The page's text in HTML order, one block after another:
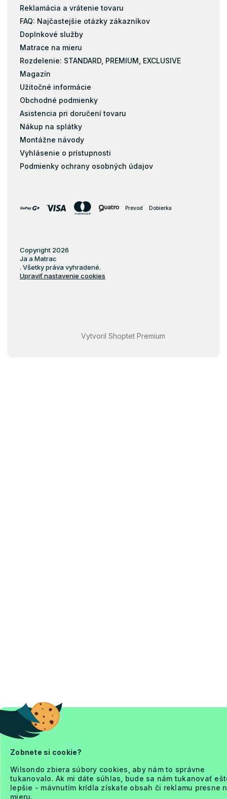
Zobnete si cookie?
Wilsondo zbiera súbory cookies, aby nám to správne
tukanovalo. Ak mi dáte súhlas, bude sa nám tukanovať
lepšie - mávnutím krídla získate obsah či reklamu presne
mieru.
Matrace 160x195
Matrace 170x200
Matrace 40x90
Matrace 50x200
Matrace 60x110
Matrace 60x160
Matrace 60x190
Matrace 60x200
Matrace 70x130
Matrace 70x150
Matrace 70x190
Matrace 75x200
Reklamácia a vrátenie tovaru
FAQ: Najčastejšie otázky zákazníkov
Doplnkové služby
Matrace na mieru
Rozdelenie: STANDARD, PREMIUM, EXCLUSIVE
Magazín
Užitočné informácie
Obchodné podmienky
Asistencia pri doručení tovaru
Nákup na splátky
Montážne návody
Vyhlásenie o prístupnosti
Podmienky ochrany osobných údajov
Prevod Dobierka
Vytvoril Shoptet Premium
Copyright 2026
Ja a Matrac
. Všetky práva vyhradené.
Upraviť nastavenie cookies